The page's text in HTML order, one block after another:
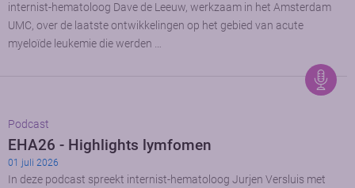
internist-hematoloog Dave de Leeuw, werkzaam in het Amsterdam
UMC, over de laatste ontwikkelingen op het gebied van acute
myeloïde leukemie die werden …
Podcast
EHA26 - Highlights lymfomen
01 juli 2026
In deze podcast spreekt internist-hematoloog Jurjen Versluis met